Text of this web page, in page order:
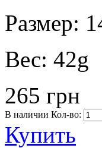
Размер:
Вес: 42g
265 грн
В наличии Кол-во:
Купить